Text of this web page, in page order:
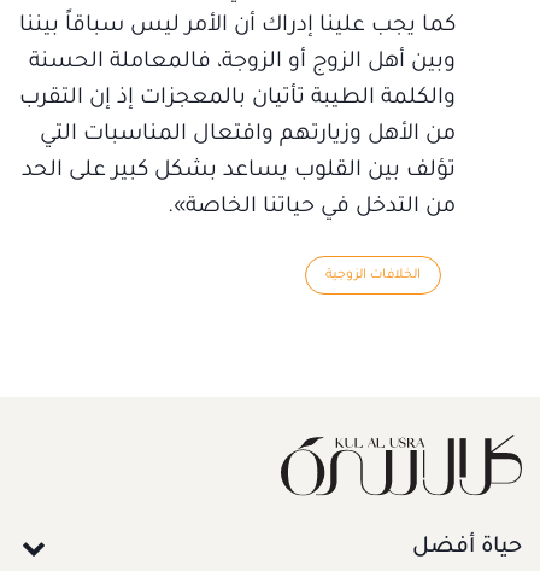
كما يجب علينا إدراك أن الأمر ليس سباقاً بيننا
وبين أهل الزوج أو الزوجة، فالمعاملة الحسنة
والكلمة الطيبة تأتيان بالمعجزات إذ إن التقرب
من الأهل وزيارتهم وافتعال المناسبات التي
تؤلف بين القلوب يساعد بشكل كبير على الحد
من التدخل في حياتنا الخاصة».
الخلافات الزوجية
حياة أفضل